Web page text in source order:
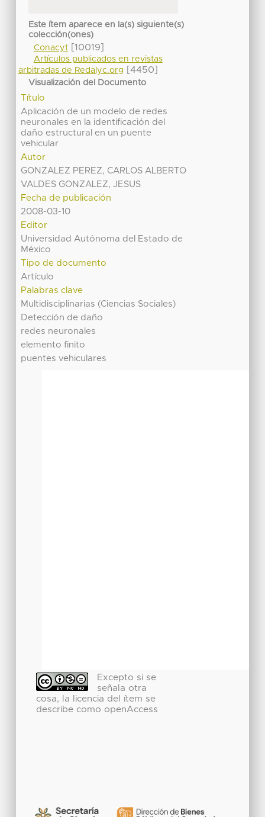
Este ítem aparece en la(s) siguiente(s)
colección(ones)
Conacyt[10019]
Artículos publicados en revistas
arbitradas de Redalyc.org
[4450]
Visualización del Documento
Título
Aplicación de un modelo de redes
neuronales en la identificación del
daño estructural en un puente
vehicular
Autor
GONZALEZ PEREZ, CARLOS ALBERTO
VALDES GONZALEZ, JESUS
Fecha de publicación
2008-03-10
Editor
Universidad Autónoma del Estado de
México
Tipo de documento
Artículo
Palabras clave
Multidisciplinarias (Ciencias Sociales)
Detección de daño
redes neuronales
elemento finito
puentes vehiculares
Excepto si se
señala otra
cosa, la licencia del ítem se
describe como openAccess